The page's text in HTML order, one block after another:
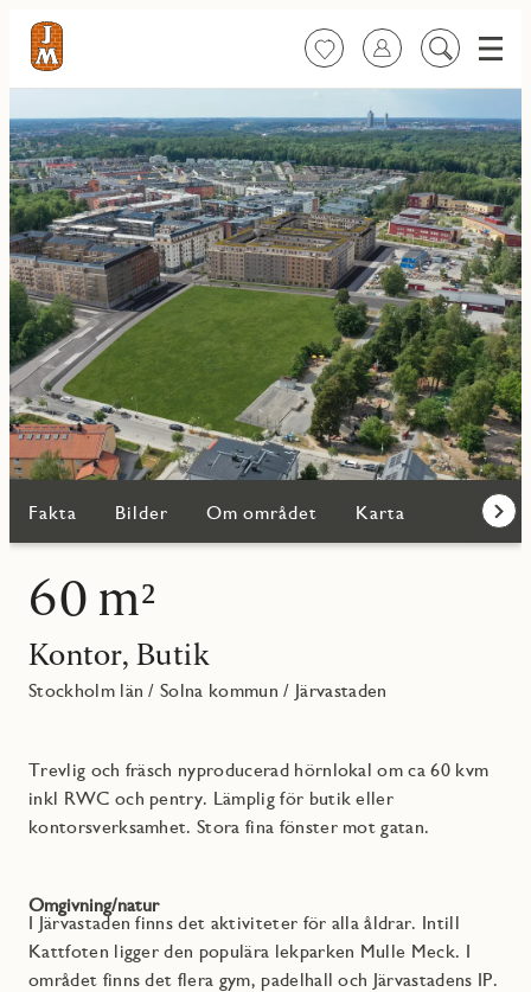
FavoriterLogga in
Sök
Meny
Fakta Bilder Om området Karta
60 m²
Kontor, Butik
Stockholm län /Solna kommun / Järvastaden
Trevlig och fräsch nyproducerad hörnlokal om ca 60 kvm
inkl RWC och pentry. Lämplig för butik eller
kontorsverksamhet. Stora fina fönster mot gatan.
Omgivning/natur
I Järvastaden finns det aktiviteter för alla åldrar. Intill
Kattfoten ligger den populära lekparken Mulle Meck. I
området finns det flera gym, padelhall och Järvastadens IP.